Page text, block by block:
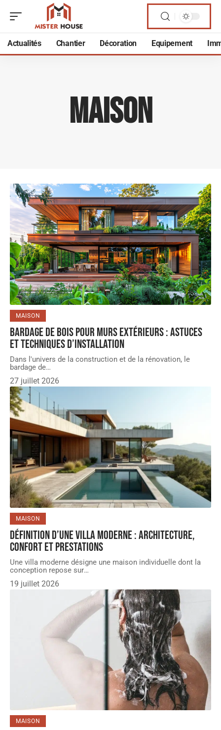
Actualités Chantier Décoration Equipement
Maison
MAISON
Bardage de bois pour murs extérieurs : astuces
et techniques d’installation
Dans l'univers de la construction et de la rénovation, le
bardage de…
27 juillet 2026
MAISON
Définition d’une villa moderne : architecture,
confort et prestations
Une villa moderne désigne une maison individuelle dont la
conception repose sur…
19 juillet 2026
MAISON